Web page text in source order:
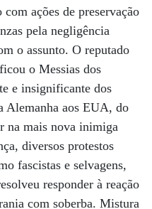
ações de preservação
pela negligência
o assunto. O reputado
o Messias dos
e insignificante dos
Alemanha aos EUA, do
na mais nova inimiga
diversos protestos
fascistas e selvagens,
responder à reação
com soberba. Mistura